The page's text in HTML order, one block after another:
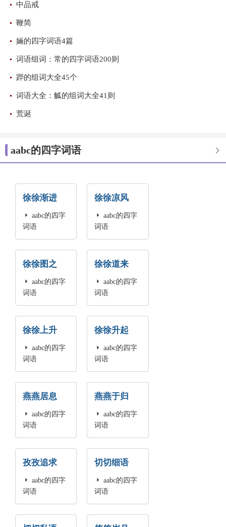
中品戒
鞭简
婳的四字词语4篇
词语组词：常的四字词语200则
跸的组词大全45个
词语大全：觚的组词大全41则
荒诞

aabc的四字词语
徐徐渐进

aabc的四字
词语
徐徐凉风

aabc的四字
词语
徐徐图之

aabc的四字
词语
徐徐道来

aabc的四字
词语
徐徐上升

aabc的四字
词语
徐徐升起

aabc的四字
词语
燕燕居息

aabc的四字
词语
燕燕于归

aabc的四字
词语
孜孜追求

aabc的四字
词语
切切细语

aabc的四字
词语